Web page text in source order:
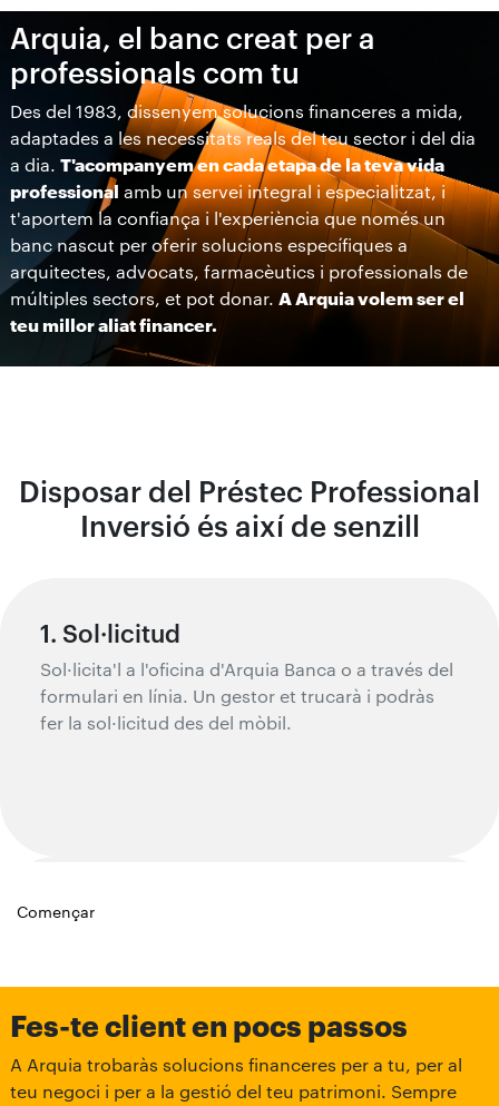
Arquia, el banc creat per a
professionals com tu
Des del 1983, dissenyem solucions financeres a mida,
adaptades a les necessitats reals del teu sector i del dia
a dia. T'acompanyem en cada etapa de la teva vida
professional amb un servei integral i especialitzat, i
t'aportem la confiança i l'experiència que només un
banc nascut per oferir solucions específiques a
arquitectes, advocats, farmacèutics i professionals de
múltiples sectors, et pot donar. A Arquia volem ser el
teu millor aliat financer.
Disposar del Préstec Professional
Inversió és així de senzill
1. Sol·licitud
Sol·licita'l a l'oficina d'Arquia Banca o a través del
formulari en línia. Un gestor et trucarà i podràs
fer la sol·licitud des del mòbil.
2. Valoració
Començar
Fes-te client en pocs passos
A Arquia trobaràs solucions financeres per a tu, per al
teu negoci i per a la gestió del teu patrimoni. Sempre